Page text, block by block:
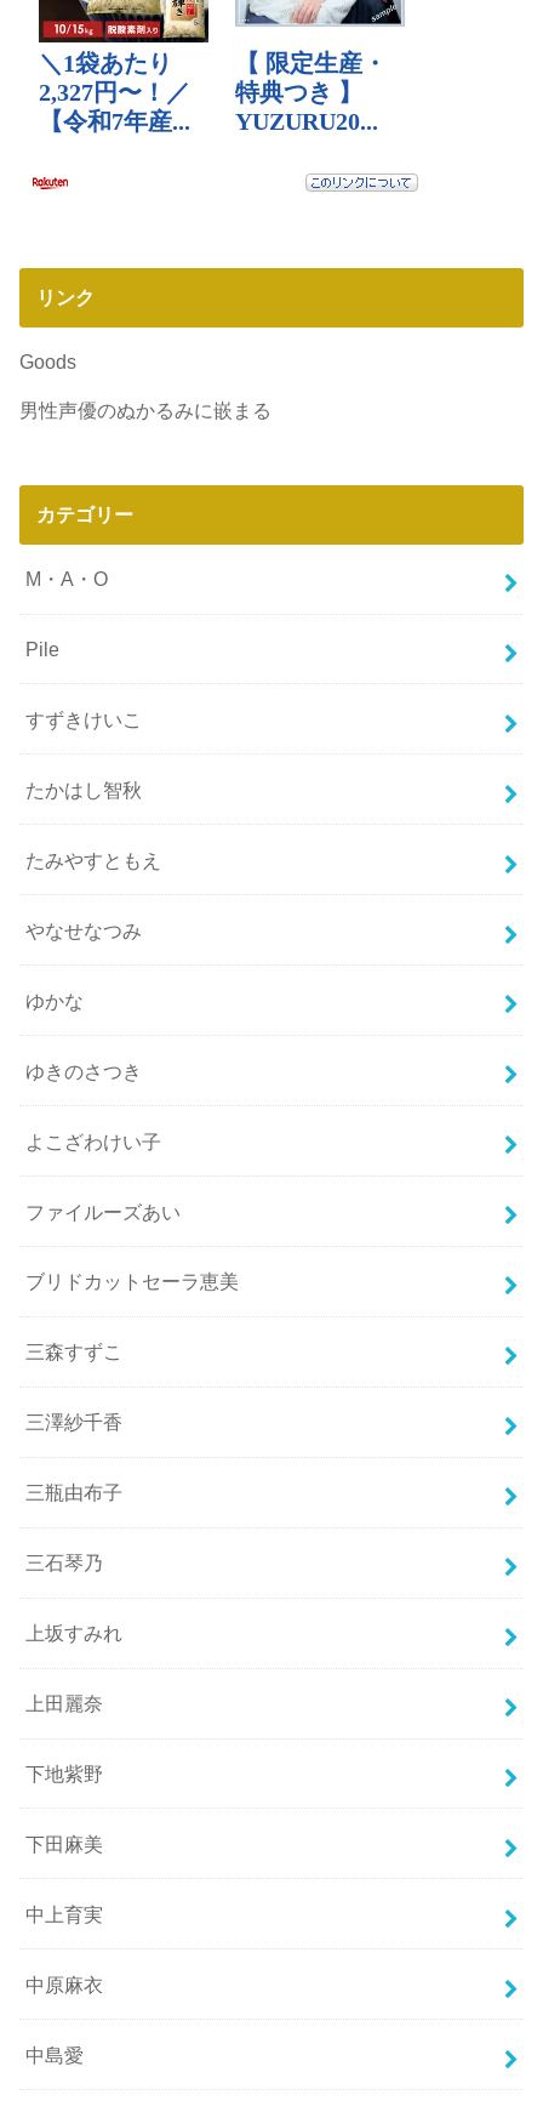
リンク
Goods
男性声優のぬかるみに嵌まる
カテゴリー
M・A・O
Pile
すずきけいこ
たかはし智秋
たみやすともえ
やなせなつみ
ゆかな
ゆきのさつき
よこざわけい子
ファイルーズあい
ブリドカットセーラ恵美
三森すずこ
三澤紗千香
三瓶由布子
三石琴乃
上坂すみれ
上田麗奈
下地紫野
下田麻美
中上育実
中原麻衣
中島愛